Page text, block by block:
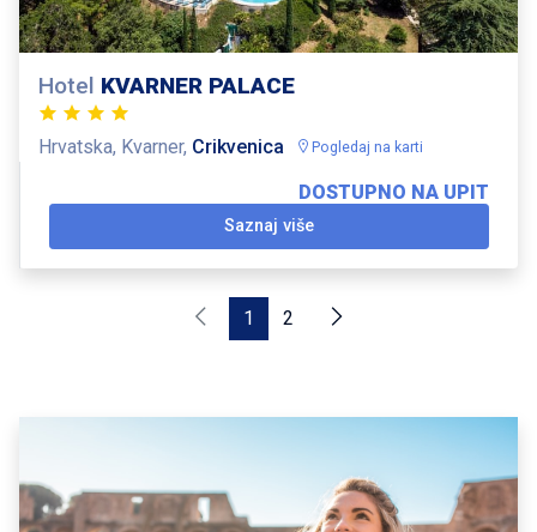
Hotel KVARNER PALACE
Hrvatska, Kvarner, Crikvenica Pogledaj na karti
DOSTUPNO NA UPIT
Saznaj više
1 2